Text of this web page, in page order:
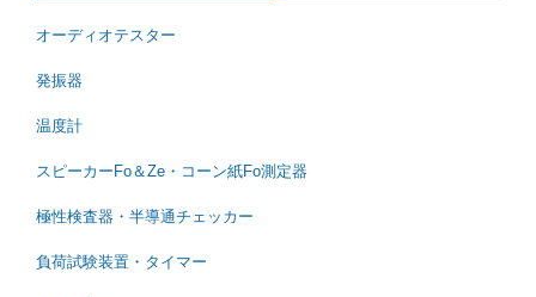
オーディオテスター
発振器
温度計
スピーカーFo＆Ze・コーン紙Fo測定器
極性検査器・半導通チェッカー
負荷試験装置・タイマー